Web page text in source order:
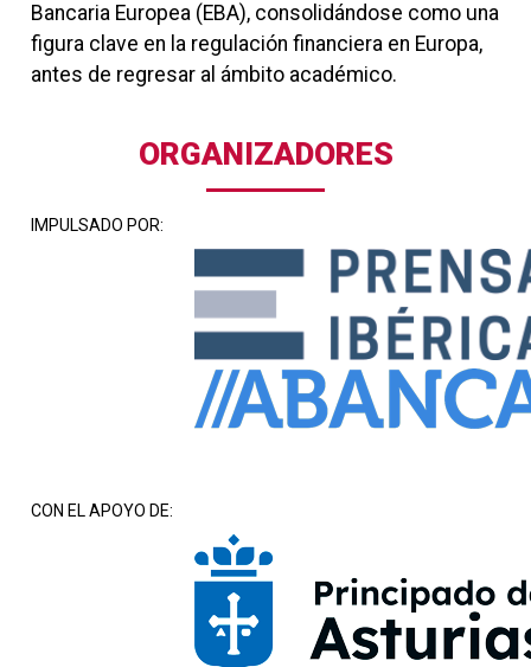
Bancaria Europea (EBA), consolidándose como una
figura clave en la regulación financiera en Europa,
antes de regresar al ámbito académico.
ORGANIZADORES
IMPULSADO POR:
CON EL APOYO DE: